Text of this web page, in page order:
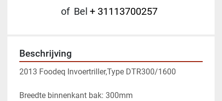
of Bel + 31113700257
Beschrijving
2013 Foodeq Invoertriller,Type DTR300/1600
Breedte binnenkant bak: 300mm